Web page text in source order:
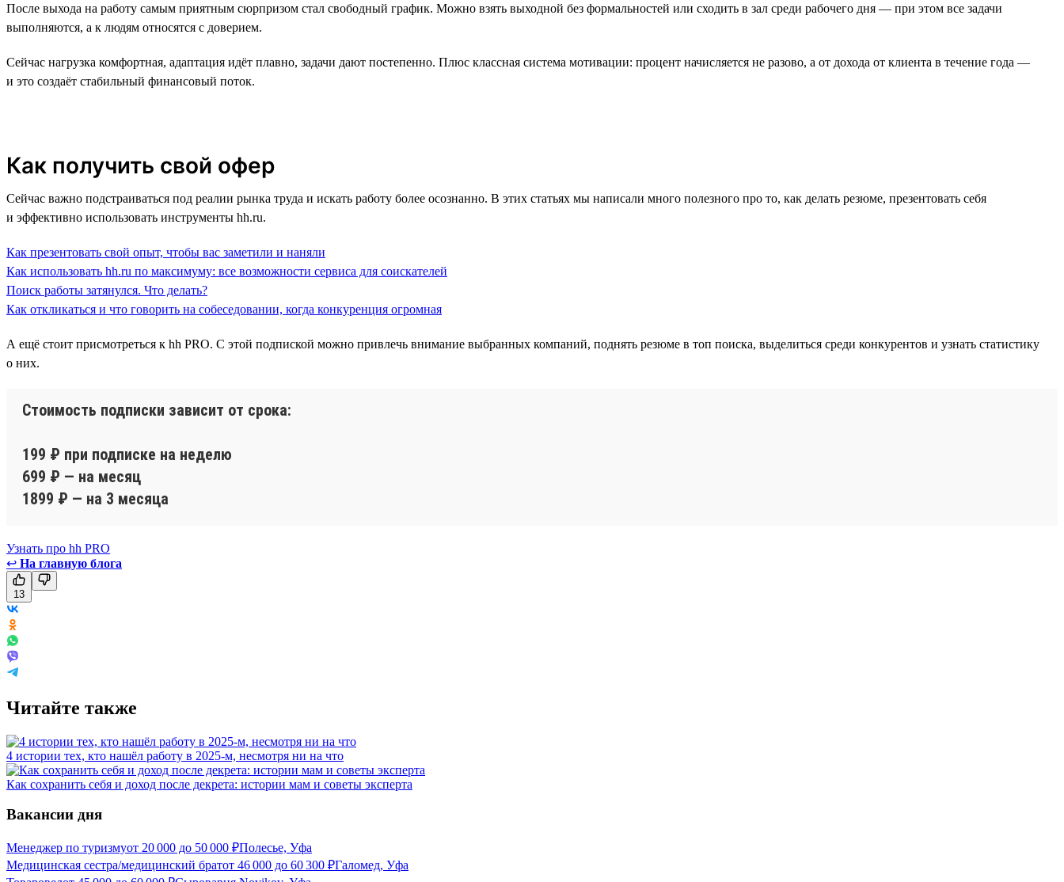
После выхода на работу самым приятным сюрпризом стал свободный график. Можно взять выходной без формальностей или сходить в зал среди рабочего дня — при этом все задачи
выполняются, а к людям относятся с доверием.
Сейчас нагрузка комфортная, адаптация идёт плавно, задачи дают постепенно. Плюс классная система мотивации: процент начисляется не разово, а от дохода от клиента в течение года —
и это создаёт стабильный финансовый поток.
Как получить свой офер
Сейчас важно подстраиваться под реалии рынка труда и искать работу более осознанно. В этих статьях мы написали много полезного про то, как делать резюме, презентовать себя
и эффективно использовать инструменты hh.ru.
Как презентовать свой опыт, чтобы вас заметили и наняли
Как использовать hh.ru по максимуму: все возможности сервиса для соискателей
Поиск работы затянулся. Что делать?
Как откликаться и что говорить на собеседовании, когда конкуренция огромная
А ещё стоит присмотреться к hh PRO. С этой подпиской можно привлечь внимание выбранных компаний, поднять резюме в топ поиска, выделиться среди конкурентов и узнать статистику
о них.
Стоимость подписки зависит от срока:
199 ₽ при подписке на неделю
699 ₽ — на месяц
1899 ₽ — на 3 месяца
Узнать про hh PRO
↩ На главную блога
13
Читайте также
4 истории тех, кто нашёл работу в 2025-м, несмотря ни на что
Как сохранить себя и доход после декрета: истории мам и советы эксперта
Вакансии дня
Менеджер по туризмуот 20 000 до 50 000 ₽Полесье, Уфа
Медицинская сестра/медицинский братот 46 000 до 60 300 ₽Галомед, Уфа